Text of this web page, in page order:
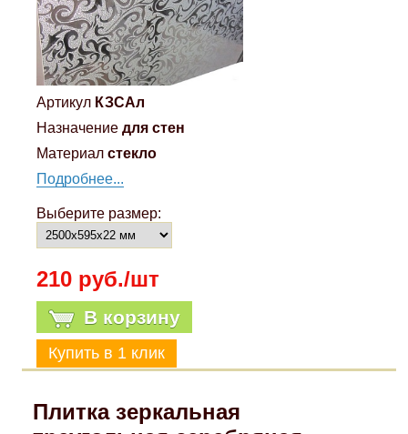
Артикул КЗСАл
Назначение для стен
Материал стекло
Подробнее...
Выберите размер:
210 руб./шт
В корзину
Плитка зеркальная